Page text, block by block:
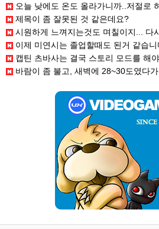
오늘 낮에도 온도 올라가니까..저절로
제목이 좀 잘못된 것 같은데요?
시원하게 느껴지는것도 며칠이지... 다시 내려간 30도 언저리 온
이제 미연시는 졸업할때도 된거 같습
캡틴 츠바사는 결국 스토리 모드를 해야하는군요..... 하지만
바람이 좀 불고, 새벽에 28~30도였다가 26~27도